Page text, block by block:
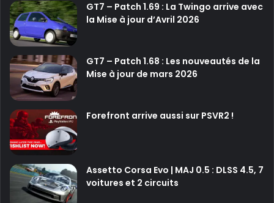
GT7 – Patch 1.69 : La Twingo arrive avec
la Mise à jour d’Avril 2026
GT7 – Patch 1.68 : Les nouveautés de la
Mise à jour de mars 2026
Forefront arrive aussi sur PSVR2 !
Assetto Corsa Evo | MAJ 0.5 : DLSS 4.5, 7
voitures et 2 circuits